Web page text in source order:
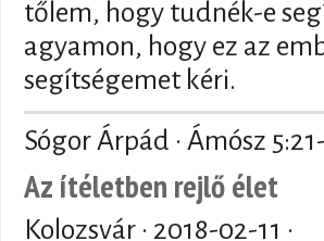
tőlem, hogy tudnék-e
agyamon, hogy ez az
segítségemet kéri.
Sógor Árpád · Ámósz
Az ítéletben rejlő élet
Kolozsvár · 2018-02-11 ·